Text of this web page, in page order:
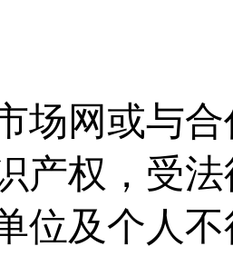
场网或与
产权，受
位及个人